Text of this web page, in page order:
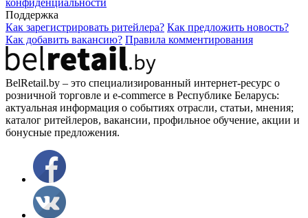
Поддержка
Как зарегистрировать ритейлера? Как предложить новость?
Как добавить вакансию? Правила комментирования
BelRetail.by – это специализированный интернет-ресурс о
розничной торговле и e-commerce в Республике Беларусь:
актуальная информация о событиях отрасли, статьи, мнения;
каталог ритейлеров, вакансии, профильное обучение, акции и
бонусные предложения.